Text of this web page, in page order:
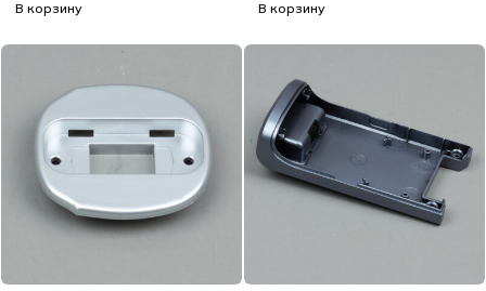
В корзину В корзину